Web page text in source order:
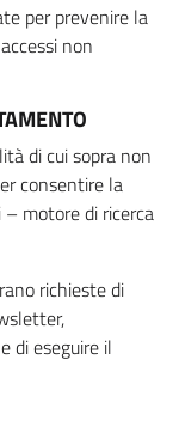
per prevenire la
non
di cui sopra non
consentire la
motore di ricerca
richieste di
di eseguire il